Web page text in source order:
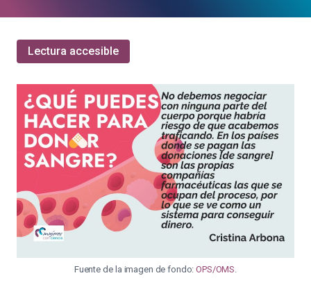
la
la
Lectura accesible
Fuente de la imagen de fondo:OPS/OMS.